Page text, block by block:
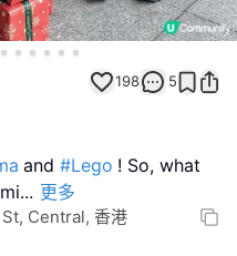
198 5
and #Lego ! So, what
... 更多
Central, 香港